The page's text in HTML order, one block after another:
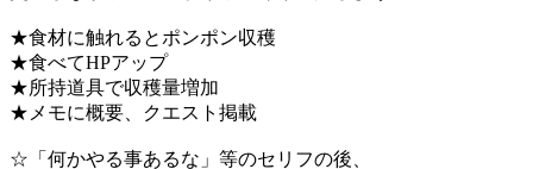
★食材に触れるとポンポン収穫
★食べてHPアップ
★所持道具で収穫量増加
★メモに概要、クエスト掲載
☆「何かやる事あるな」等のセリフの後、